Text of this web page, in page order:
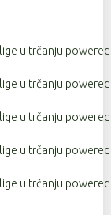
u trčanju
u trčanju
u trčanju
u trčanju
u trčanju